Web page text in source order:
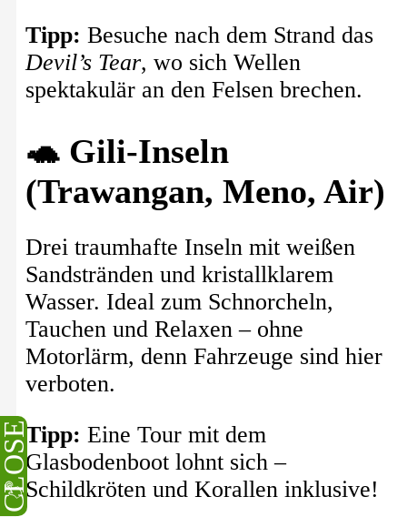
Tipp: Besuche nach dem Strand das
Devil’s Tear, wo sich Wellen
spektakulär an den Felsen brechen.
🐢 Gili-Inseln
(Trawangan, Meno, Air)
Drei traumhafte Inseln mit weißen
Sandstränden und kristallklarem
Wasser. Ideal zum Schnorcheln,
Tauchen und Relaxen – ohne
Motorlärm, denn Fahrzeuge sind hier
verboten.
Tipp: Eine Tour mit dem
Glasbodenboot lohnt sich –
Schildkröten und Korallen inklusive!